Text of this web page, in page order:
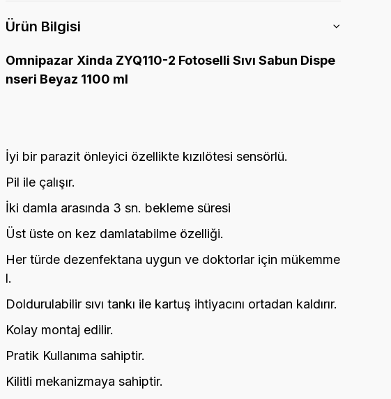
Ürün Bilgisi
Omnipazar Xinda ZYQ110-2 Fotoselli Sıvı Sabun Dispe
nseri Beyaz 1100 ml
İyi bir parazit önleyici özellikte kızılötesi sensörlü.
Pil ile çalışır.
İki damla arasında 3 sn. bekleme süresi
Üst üste on kez damlatabilme özelliği.
Her türde dezenfektana uygun ve doktorlar için mükemme
l.
Doldurulabilir sıvı tankı ile kartuş ihtiyacını ortadan kaldırır.
Kolay montaj edilir.
Pratik Kullanıma sahiptir.
Kilitli mekanizmaya sahiptir.